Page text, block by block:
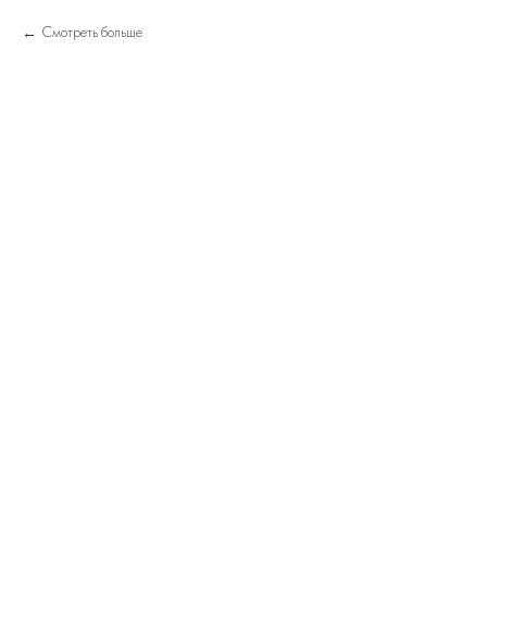
Смотреть больше